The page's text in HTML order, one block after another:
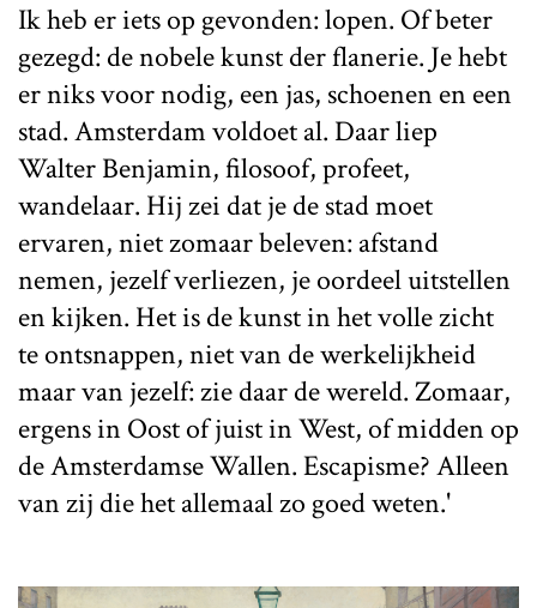
Ik heb er iets op gevonden: lopen. Of beter
gezegd: de nobele kunst der flanerie. Je hebt
er niks voor nodig, een jas, schoenen en een
stad. Amsterdam voldoet al. Daar liep
Walter Benjamin, filosoof, profeet,
wandelaar. Hij zei dat je de stad moet
ervaren, niet zomaar beleven: afstand
nemen, jezelf verliezen, je oordeel uitstellen
en kijken. Het is de kunst in het volle zicht
te ontsnappen, niet van de werkelijkheid
maar van jezelf: zie daar de wereld. Zomaar,
ergens in Oost of juist in West, of midden op
de Amsterdamse Wallen. Escapisme? Alleen
van zij die het allemaal zo goed weten.'